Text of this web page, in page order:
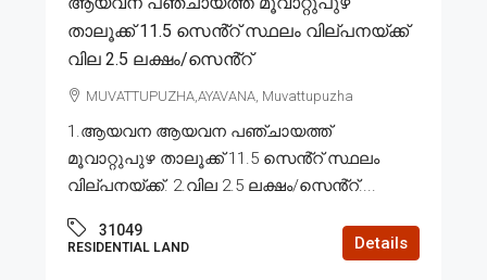
താലൂക്ക് 11.5 സെൻ്റ് സ്ഥലം വില്പനയ്ക്ക്
വില 2.5 ലക്ഷം/സെൻ്റ്
MUVATTUPUZHA,AYAVANA, Muvattupuzha
1.ആയവന ആയവന പഞ്ചായത്ത്
മൂവാറ്റുപുഴ താലൂക്ക് 11.5 സെൻ്റ് സ്ഥലം
വില്പനയ്ക്ക്. 2.വില 2.5 ലക്ഷം/സെൻ്റ്....
31049
RESIDENTIAL LAND Details